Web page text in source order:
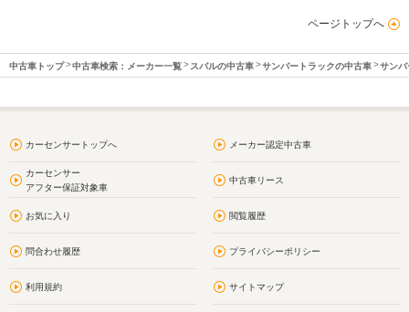
ページトップへ
中古車トップ 中古車検索：メーカー一覧 スバルの中古車 サンバートラックの中古車 サンバ
カーセンサートップへ メーカー認定中古車
カーセンサー
アフター保証対象車
中古車リース
お気に入り 閲覧履歴
問合わせ履歴 プライバシーポリシー
利用規約 サイトマップ